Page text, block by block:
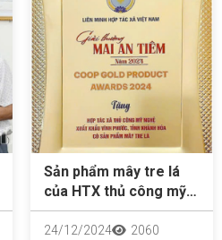
Sản phẩm mây tre lá
của HTX thủ công mỹ
nghệ xuất khẩu Vĩnh
Phước (Ninh Hòa) vinh
24/12/2024 2060